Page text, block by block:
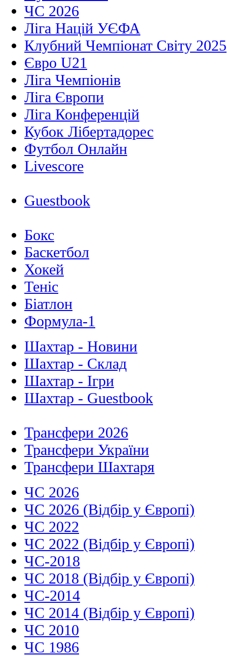
ЧС 2026
Ліга Націй УЄФА
Клубний Чемпіонат Світу 2025
Євро U21
Ліга Чемпіонів
Ліга Європи
Ліга Конференцій
Кубок Лібертадорес
Футбол Онлайн
Livescore
Guestbook
Бокс
Баскетбол
Хокей
Теніс
Біатлон
Формула-1
Шахтар - Новини
Шахтар - Склад
Шахтар - Ігри
Шахтар - Guestbook
Трансфери 2026
Трансфери України
Трансфери Шахтаря
ЧС 2026
ЧС 2026 (Відбір у Європі)
ЧС 2022
ЧС 2022 (Відбір у Європі)
ЧС-2018
ЧС 2018 (Відбір у Європі)
ЧС-2014
ЧС 2014 (Відбір у Європі)
ЧС 2010
ЧС 1986